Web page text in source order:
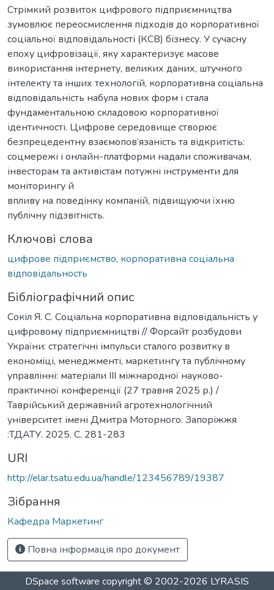
Стрімкий розвиток цифрового підприємництва
зумовлює переосмислення підходів до корпоративної
соціальної відповідальності (КСВ) бізнесу. У сучасну
епоху цифровізації, яку характеризує масове
використання інтернету, великих даних, штучного
інтелекту та інших технологій, корпоративна соціальна
відповідальність набула нових форм і стала
фундаментальною складовою корпоративної
ідентичності. Цифрове середовище створює
безпрецедентну взаємопов’язаність та відкритість:
соцмережі і онлайн-платформи надали споживачам,
інвесторам та активістам потужні інструменти для
моніторингу й
впливу на поведінку компаній, підвищуючи їхню
публічну підзвітність.
Ключові слова
цифрове підприємство, корпоративна соціальна
відповідальность
Бібліографічний опис
Сокіл Я. С. Соціальна корпоративна відповідальність у
цифровому підприємництві // Форсайт розбудови
України: стратегічні імпульси сталого розвитку в
економіці, менеджменті, маркетингу та публічному
управлінні: матеріали ІІІ міжнародної науково-
практичної конференції (27 травня 2025 р.) /
Таврійський державний агротехнологічний
університет імені Дмитра Моторного. Запоріжжя
:ТДАТУ. 2025. С. 281-283
URI
http://elar.tsatu.edu.ua/handle/123456789/19387
Зібрання
Кафедра Маркетинг
Повна інформація про документ
DSpace software copyright © 2002-2026 LYRASIS